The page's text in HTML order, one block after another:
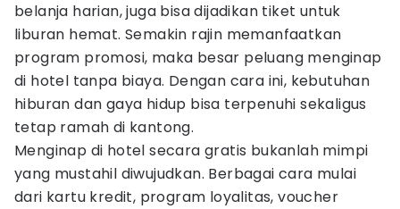
belanja harian, juga bisa dijadikan tiket untuk
liburan hemat. Semakin rajin memanfaatkan
program promosi, maka besar peluang menginap
di hotel tanpa biaya. Dengan cara ini, kebutuhan
hiburan dan gaya hidup bisa terpenuhi sekaligus
tetap ramah di kantong.
Menginap di hotel secara gratis bukanlah mimpi
yang mustahil diwujudkan. Berbagai cara mulai
dari kartu kredit, program loyalitas, voucher